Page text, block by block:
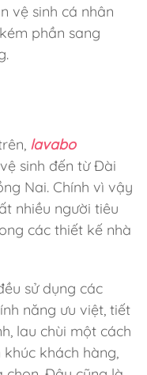
vệ sinh cá nhân
phần sang
lavabo
sinh đến từ Đài
Nai. Chính vì vậy
nhiều người tiêu
các thiết kế nhà
sử dụng các
năng ưu việt, tiết
lau chùi một cách
khách hàng,